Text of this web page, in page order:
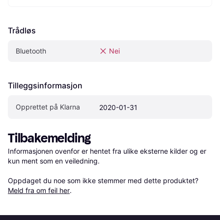
Trådløs
Bluetooth Nei
Tilleggsinformasjon
Opprettet på Klarna 2020-01-31
Tilbakemelding
Informasjonen ovenfor er hentet fra ulike eksterne kilder og er
kun ment som en veiledning.
Oppdaget du noe som ikke stemmer med dette produktet?
Meld fra om feil her.